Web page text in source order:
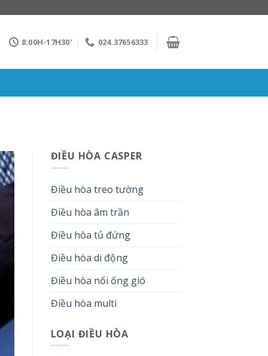
8:00H-17H30' 024.37656333
ĐIỀU HÒA CASPER
Điều hòa treo tường
Điều hòa âm trần
Điều hòa tủ đứng
Điều hòa di động
Điều hòa nối ống gió
Điều hòa multi
LOẠI ĐIỀU HÒA